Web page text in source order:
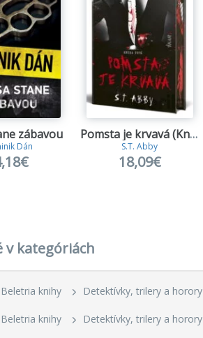
zábavou
Dán
Pomsta je krvavá (Kniha prvá)
S.T. Abby
18,09€
v kategóriách
Beletria knihy Detektívky, trilery a horory
Beletria knihy Detektívky, trilery a horory